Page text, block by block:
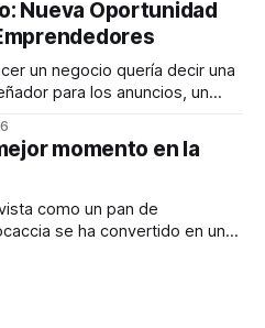
SER PRO, el especialista en
Nueva Oportunidad
un negocio quería decir una
para los anuncios, un
de publicidad digital
vendedor para atender
suerte— una persona
momento en la
como un pan de
se ha convertido en uno
y experiencias que